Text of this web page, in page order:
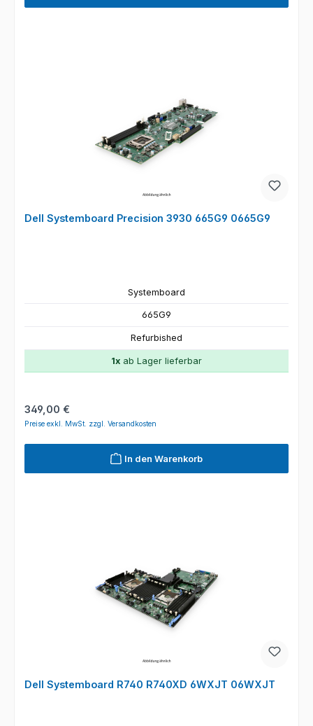
Dell Systemboard Precision 3930 665G9 0665G9
Systemboard
665G9
Refurbished
1x ab Lager lieferbar
Regulärer Preis:
349,00 €
Preise exkl. MwSt. zzgl. Versandkosten
In den Warenkorb
Dell Systemboard R740 R740XD 6WXJT 06WXJT